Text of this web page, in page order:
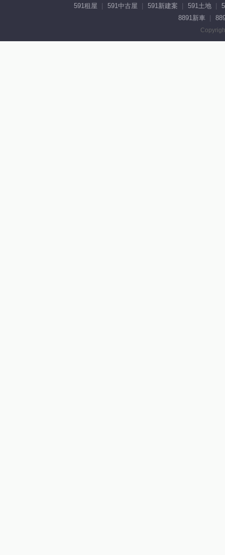
591租屋 591中古屋 591新建案 591土地
8891新車